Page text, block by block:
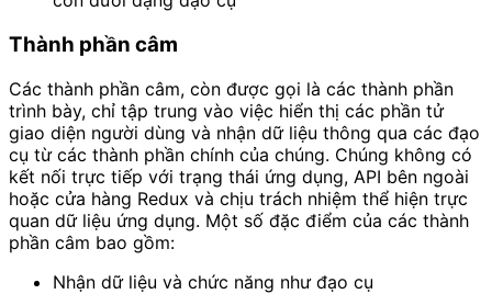
Thành phần câm
Các thành phần câm, còn được gọi là các thành phần
trình bày, chỉ tập trung vào việc hiển thị các phần tử
giao diện người dùng và nhận dữ liệu thông qua các đạo
cụ từ các thành phần chính của chúng. Chúng không có
kết nối trực tiếp với trạng thái ứng dụng, API bên ngoài
hoặc cửa hàng Redux và chịu trách nhiệm thể hiện trực
quan dữ liệu ứng dụng. Một số đặc điểm của các thành
phần câm bao gồm:
Nhận dữ liệu và chức năng như đạo cụ